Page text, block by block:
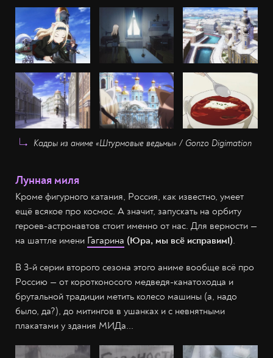
Кадры из аниме «Штурмовые ведьмы» / Gonzo Digimation
Лунная миля
Кроме фигурного катания, Россия, как известно, умеет
ещё всякое про космос. А значит, запускать на орбиту
героев-астронавтов стоит именно от нас. Для верности —
на шаттле имени Гагарина (Юра, мы всё исправим!).
В 3-й серии второго сезона этого аниме вообще всё про
Россию — от коротконосого медведя-канатоходца и
брутальной традиции метить колесо машины (а, надо
было, да?), до митингов в ушанках и с невнятными
плакатами у здания МИДа...